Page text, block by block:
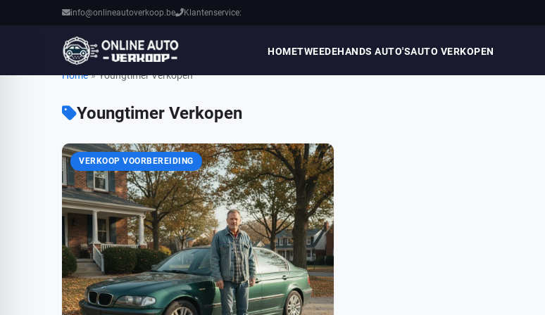
info@onlineautoverkoop.be Klantenservice:
HOMETWEEDEHANDS AUTO'SAUTO VERKOPEN
Home » Youngtimer Verkopen
Youngtimer Verkopen
VERKOOP VOORBEREIDING